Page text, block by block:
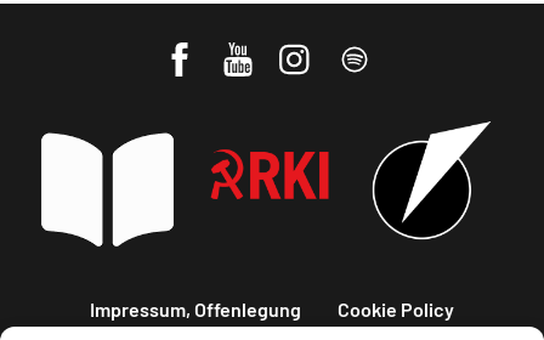
Impressum, Offenlegung Cookie Policy